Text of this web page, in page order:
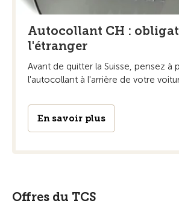
Autocollant CH :
l'étranger
Avant de quitter la Suisse, pensez à
l'autocollant à l'arrière de votre
En savoir plus
Offres du TCS